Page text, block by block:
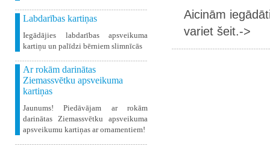
Labdarības kartiņas
Iegādājies labdarības apsveikuma
kartiņu un palīdzi bērniem slimnīcās
Ar rokām darinātas
Ziemassvētku apsveikuma
kartiņas
Jaunums! Piedāvājam ar rokām
darinātas Ziemassvētku apsveikuma
apsveikumu kartiņas ar ornamentiem!
Aicinām
variet šeit.->